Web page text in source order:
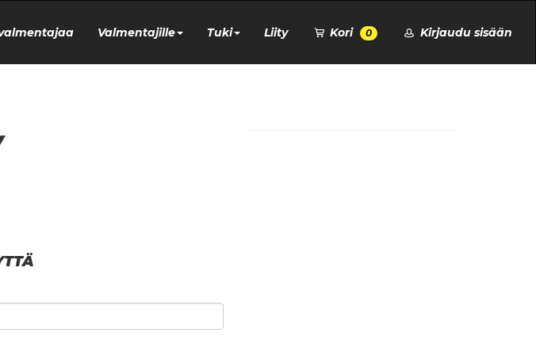
Valmentajille Tuki Liity Kori 0 Kirjaudu sisään